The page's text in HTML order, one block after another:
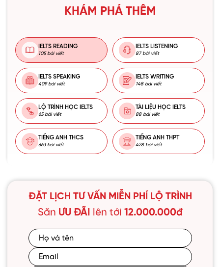
KHÁM PHÁ THÊM
IELTS READING
105 bài viết
IELTS LISTENING
87 bài viết
IELTS SPEAKING
409 bài viết
IELTS WRITING
148 bài viết
LỘ TRÌNH HỌC IELTS
65 bài viết
TÀI LIỆU HỌC IELTS
88 bài viết
TIẾNG ANH THCS
663 bài viết
TIẾNG ANH THPT
428 bài viết
ĐẶT LỊCH TƯ VẤN MIỄN PHÍ LỘ TRÌNH
Săn ƯU ĐÃI lên tới 12.000.000đ